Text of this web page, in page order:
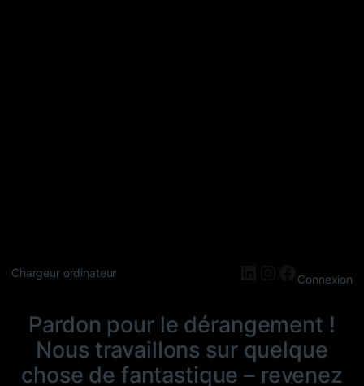
Chargeur ordinateur LinkedIn
Instagram
Connexion
Pardon pour le dérangement !
Nous travaillons sur quelque
chose de fantastique – revenez